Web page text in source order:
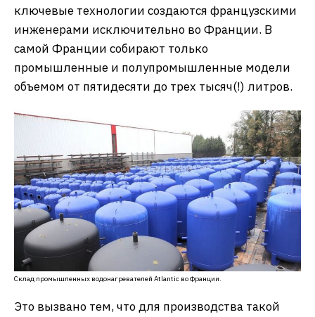
ключевые технологии создаются французскими
инженерами исключительно во Франции. В
самой Франции собирают только
промышленные и полупромышленные модели
объемом от пятидесяти до трех тысяч(!) литров.
Склад промышленных водонагревателей Atlantic во Франции.
Это вызвано тем, что для производства такой